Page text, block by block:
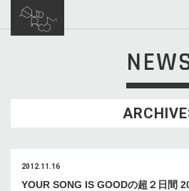
2012.11.16
YOUR SONG IS GOODの超２日間